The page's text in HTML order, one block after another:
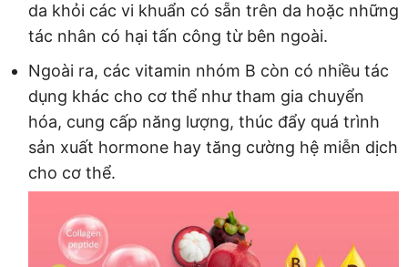
da khỏi các vi khuẩn có sẵn trên da hoặc những
tác nhân có hại tấn công từ bên ngoài.
Ngoài ra, các vitamin nhóm B còn có nhiều tác
dụng khác cho cơ thể như tham gia chuyển
hóa, cung cấp năng lượng, thúc đẩy quá trình
sản xuất hormone hay tăng cường hệ miễn dịch
cho cơ thể.